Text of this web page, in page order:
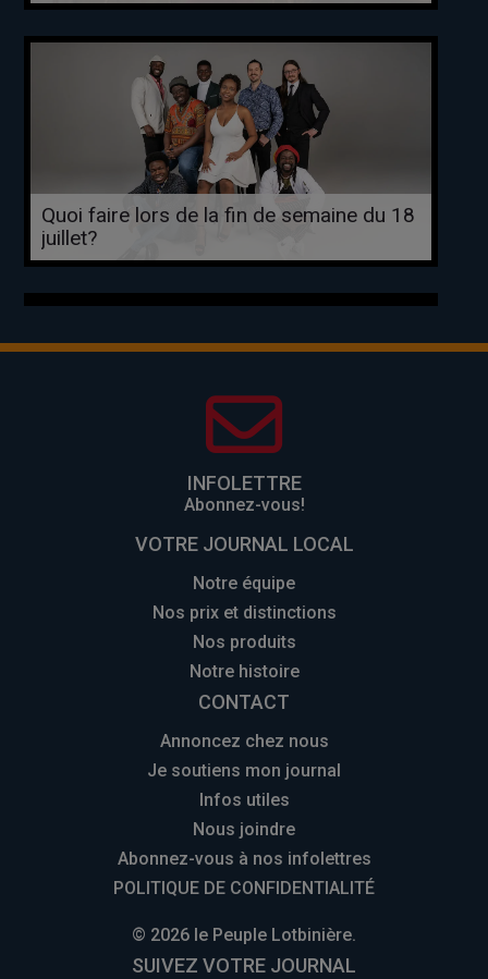
Quoi faire lors de la fin de semaine du 18
juillet?
INFOLETTRE
Abonnez-vous!
VOTRE JOURNAL LOCAL
Notre équipe
Nos prix et distinctions
Nos produits
Notre histoire
CONTACT
Annoncez chez nous
Je soutiens mon journal
Infos utiles
Nous joindre
Abonnez-vous à nos infolettres
POLITIQUE DE CONFIDENTIALITÉ
© 2026 le Peuple Lotbinière.
SUIVEZ VOTRE JOURNAL